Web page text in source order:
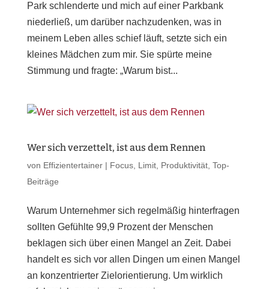
Park schlenderte und mich auf einer Parkbank
niederließ, um darüber nachzudenken, was in
meinem Leben alles schief läuft, setzte sich ein
kleines Mädchen zum mir. Sie spürte meine
Stimmung und fragte: „Warum bist...
Wer sich verzettelt, ist aus dem Rennen
von Effizientertainer| Focus, Limit, Produktivität, Top-
Beiträge
Warum Unternehmer sich regelmäßig hinterfragen
sollten Gefühlte 99,9 Prozent der Menschen
beklagen sich über einen Mangel an Zeit. Dabei
handelt es sich vor allen Dingen um einen Mangel
an konzentrierter Zielorientierung. Um wirklich